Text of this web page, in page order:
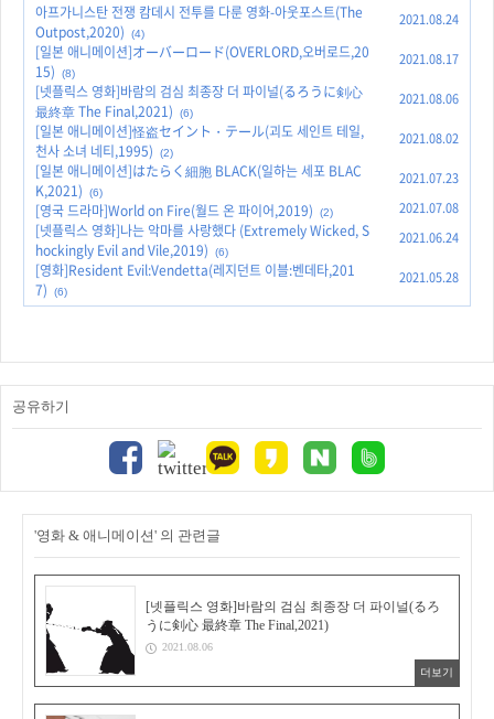
아프가니스탄 전쟁 캄데시 전투를 다룬 영화-아웃포스트(The
Outpost,2020)
(4)
2021.08.24
[일본 애니메이션]オーバーロード(OVERLORD,오버로드,20
15)
(8)
2021.08.17
[넷플릭스 영화]바람의 검심 최종장 더 파이널(るろうに剣心
最終章 The Final,2021)
(6)
2021.08.06
[일본 애니메이션]怪盗セイント・テール(괴도 세인트 테일,
천사 소녀 네티,1995)
(2)
2021.08.02
[일본 애니메이션]はたらく細胞 BLACK(일하는 세포 BLAC
K,2021)
(6)
2021.07.23
[영국 드라마]World on Fire(월드 온 파이어,2019) (2) 2021.07.08
[넷플릭스 영화]나는 악마를 사랑했다 (Extremely Wicked, S
hockingly Evil and Vile,2019)
(6)
2021.06.24
[영화]Resident Evil:Vendetta(레지던트 이블:벤데타,201
7)
(6)
2021.05.28
공유하기
'영화 & 애니메이션' 의 관련글
[넷플릭스 영화]바람의 검심 최종장 더 파이널(るろ
うに剣心 最終章 The Final,2021)
2021.08.06
더보기